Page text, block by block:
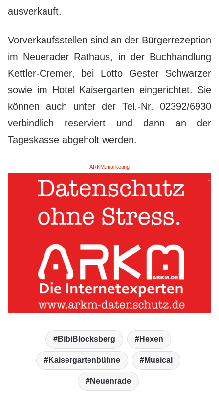
ausverkauft.
Vorverkaufsstellen sind an der Bürgerrezeption
im Neuerader Rathaus, in der Buchhandlung
Kettler-Cremer, bei Lotto Gester Schwarzer
sowie im Hotel Kaisergarten eingerichtet. Sie
können auch unter der Tel.-Nr. 02392/6930
verbindlich reserviert und dann an der
Tageskasse abgeholt werden.
ARKM.marketing
BibiBlocksberg Hexen
Kaisergartenbühne Musical
Neuenrade